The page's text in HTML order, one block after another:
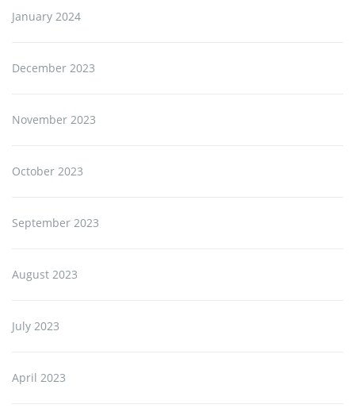
January 2024
December 2023
November 2023
October 2023
September 2023
August 2023
July 2023
April 2023